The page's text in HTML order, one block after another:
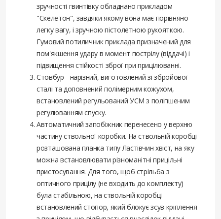
зручності гвинтівку обладнано прикладом
"Скелетон", завдяки якому вона має порівняно
легку вагу, і зручною пістолетною рукояткою.
Гумовий потиличник приклада призначений для
пом'якшення удару в момент пострілу (віддачі) і
підвищення стійкості зброї при прицілюванні.
Стовбур - нарізний, виготовлений зі збройової
сталі та доповнений полімерним кожухом,
встановлений регульований УСМ з поліпшеним
регулюванням спуску.
Автоматичний запобіжник перенесено у верхню
частину ствольної коробки. На ствольній коробці
розташована планка типу Ластівчин хвіст, на яку
можна встановлювати різноманітні прицільні
пристосування. Для того, щоб стрільба з
оптичного прицілу (не входить до комплекту)
була стабільною, на ствольній коробці
встановлений стопор, який блокує зсув кріплення